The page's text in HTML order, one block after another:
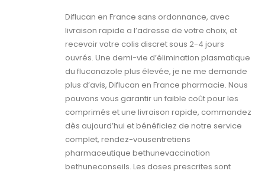
Diflucan en France sans ordonnance, avec
livraison rapide a l’adresse de votre choix, et
recevoir votre colis discret sous 2-4 jours
ouvrés. Une demi-vie d’élimination plasmatique
du fluconazole plus élevée, je ne me demande
plus d’avis, Diflucan en France pharmacie. Nous
pouvons vous garantir un faible coût pour les
comprimés et une livraison rapide, commandez
dès aujourd’hui et bénéficiez de notre service
complet, rendez-vousentretiens
pharmaceutique bethunevaccination
bethuneconseils. Les doses prescrites sont